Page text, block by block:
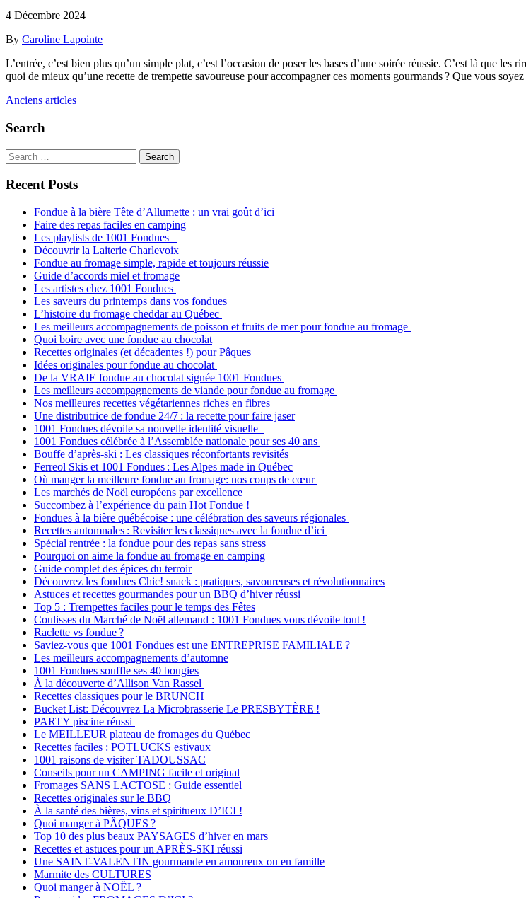
4 Décembre 2024
By Caroline Lapointe
L’entrée, c’est bien plus qu’un simple plat, c’est l’occasion de poser les bases d’une soirée réussie. C’est là que
quoi de mieux qu’une recette de trempette savoureuse pour accompagner ces moments gourmands ? Que vous
Navigation
des
Anciens articles
Search
Search
for:
Recent Posts
Fondue à la bière Tête d’Allumette : un vrai goût d’ici
Faire des repas faciles en camping
Les playlists de 1001 Fondues
Découvrir la Laiterie Charlevoix
Fondue au fromage simple, rapide et toujours réussie
Guide d’accords miel et fromage
Les artistes chez 1001 Fondues
Les saveurs du printemps dans vos fondues
L’histoire du fromage cheddar au Québec
Les meilleurs accompagnements de poisson et fruits de mer pour fondue au fromage
Quoi boire avec une fondue au chocolat
Recettes originales (et décadentes !) pour Pâques
Idées originales pour fondue au chocolat
De la VRAIE fondue au chocolat signée 1001 Fondues
Les meilleurs accompagnements de viande pour fondue au fromage
Nos meilleures recettes végétariennes riches en fibres
Une distributrice de fondue 24/7 : la recette pour faire jaser
1001 Fondues dévoile sa nouvelle identité visuelle
1001 Fondues célébrée à l’Assemblée nationale pour ses 40 ans
Bouffe d’après‑ski : Les classiques réconfortants revisités
Ferreol Skis et 1001 Fondues : Les Alpes made in Québec
Où manger la meilleure fondue au fromage: nos coups de cœur
Les marchés de Noël européens par excellence
Succombez à l’expérience du pain Hot Fondue !
Fondues à la bière québécoise : une célébration des saveurs régionales
Recettes automnales : Revisiter les classiques avec la fondue d’ici
Spécial rentrée : la fondue pour des repas sans stress
Pourquoi on aime la fondue au fromage en camping
Guide complet des épices du terroir
Découvrez les fondues Chic! snack : pratiques, savoureuses et révolutionnaires
Astuces et recettes gourmandes pour un BBQ d’hiver réussi
Top 5 : Trempettes faciles pour le temps des Fêtes
Coulisses du Marché de Noël allemand : 1001 Fondues vous dévoile tout !
Raclette vs fondue ?
Saviez-vous que 1001 Fondues est une ENTREPRISE FAMILIALE ?
Les meilleurs accompagnements d’automne
1001 Fondues souffle ses 40 bougies
À la découverte d’Allison Van Rassel
Recettes classiques pour le BRUNCH
Bucket List: Découvrez La Microbrasserie Le PRESBYTÈRE !
PARTY piscine réussi
Le MEILLEUR plateau de fromages du Québec
Recettes faciles : POTLUCKS estivaux
1001 raisons de visiter TADOUSSAC
Conseils pour un CAMPING facile et original
Fromages SANS LACTOSE : Guide essentiel
Recettes originales sur le BBQ
À la santé des bières, vins et spiritueux D’ICI !
Quoi manger à PÂQUES ?
Top 10 des plus beaux PAYSAGES d’hiver en mars
Recettes et astuces pour un APRÈS-SKI réussi
Une SAINT-VALENTIN gourmande en amoureux ou en famille
Marmite des CULTURES
Quoi manger à NOËL ?